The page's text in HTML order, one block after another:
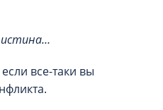
все-таки вы